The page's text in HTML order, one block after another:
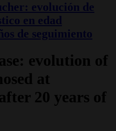
evolución de
en edad
de seguimiento
evolution of
at
20 years of